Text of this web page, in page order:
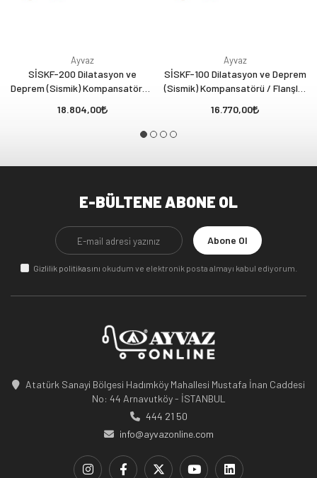
Ayvaz
SİSKF-200 Dilatasyon ve
Deprem (Sismik) Kompansatörü /
18.804,00
Ayvaz
SİSKF-100 Dilatasyon ve Deprem
(Sismik) Kompansatörü / Flanşlı /
16.770,00
E-BÜLTENE ABONE OL
Abone Ol
Gizlilik politikasını okudum ve elektronik posta almayı kabul ediyorum.
Atatürk Sanayi Bölgesi Hadımköy Mahallesi Mustafa İnan Caddesi
No: 44 Arnavutköy - İSTANBUL
444 21 50
info@ayvazonline.com